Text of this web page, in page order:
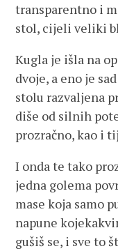
transparentno i
stol, cijeli veliki
Kugla je išla na
dvoje, a eno je
stolu razvaljena
diše od silnih
prozračno, kao i
I onda te tako
jedna golema
mase koja samo
napune
gušiš se, i sve to